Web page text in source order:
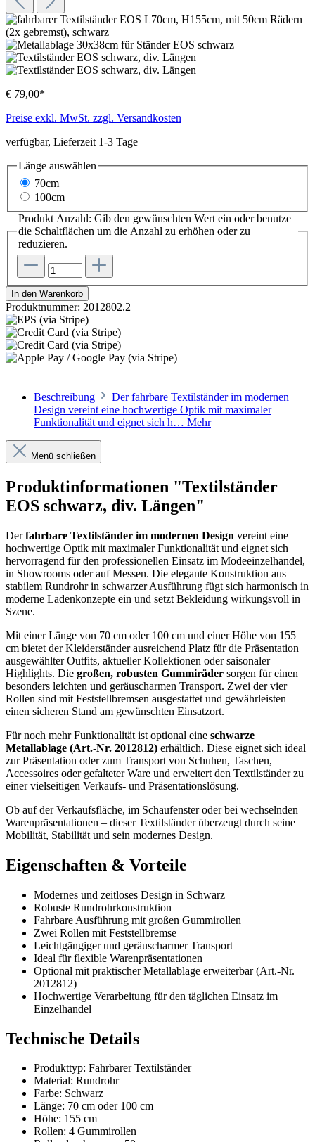
€ 79,00*
Preise exkl. MwSt. zzgl. Versandkosten
verfügbar, Lieferzeit 1-3 Tage
Länge auswählen
70cm
100cm
Produkt Anzahl: Gib den gewünschten Wert ein oder benutze
die Schaltflächen um die Anzahl zu erhöhen oder zu
reduzieren.
In den Warenkorb
Produktnummer: 2012802.2
Beschreibung
Der fahrbare Textilständer im modernen
Design vereint eine hochwertige Optik mit maximaler
Funktionalität und eignet sich h… Mehr
Menü schließen
Produktinformationen "Textilständer
EOS schwarz, div. Längen"
Derfahrbare Textilständer im modernen Design vereint eine
hochwertige Optik mit maximaler Funktionalität und eignet sich
hervorragend für den professionellen Einsatz im Modeeinzelhandel,
in Showrooms oder auf Messen. Die elegante Konstruktion aus
stabilem Rundrohr in schwarzer Ausführung fügt sich harmonisch in
moderne Ladenkonzepte ein und setzt Bekleidung wirkungsvoll in
Szene.
Mit einer Länge von 70 cm oder 100 cm und einer Höhe von 155
cm bietet der Kleiderständer ausreichend Platz für die Präsentation
ausgewählter Outfits, aktueller Kollektionen oder saisonaler
Highlights. Die großen, robusten Gummiräder sorgen für einen
besonders leichten und geräuscharmen Transport. Zwei der vier
Rollen sind mit Feststellbremsen ausgestattet und gewährleisten
einen sicheren Stand am gewünschten Einsatzort.
Für noch mehr Funktionalität ist optional eine schwarze
Metallablage (Art.-Nr. 2012812) erhältlich. Diese eignet sich ideal
zur Präsentation oder zum Transport von Schuhen, Taschen,
Accessoires oder gefalteter Ware und erweitert den Textilständer zu
einer vielseitigen Verkaufs- und Präsentationslösung.
Ob auf der Verkaufsfläche, im Schaufenster oder bei wechselnden
Warenpräsentationen – dieser Textilständer überzeugt durch seine
Mobilität, Stabilität und sein modernes Design.
Eigenschaften & Vorteile
Modernes und zeitloses Design in Schwarz
Robuste Rundrohrkonstruktion
Fahrbare Ausführung mit großen Gummirollen
Zwei Rollen mit Feststellbremse
Leichtgängiger und geräuscharmer Transport
Ideal für flexible Warenpräsentationen
Optional mit praktischer Metallablage erweiterbar (Art.-Nr.
2012812)
Hochwertige Verarbeitung für den täglichen Einsatz im
Einzelhandel
Technische Details
Produkttyp: Fahrbarer Textilständer
Material: Rundrohr
Farbe: Schwarz
Länge: 70 cm oder 100 cm
Höhe: 155 cm
Rollen: 4 Gummirollen